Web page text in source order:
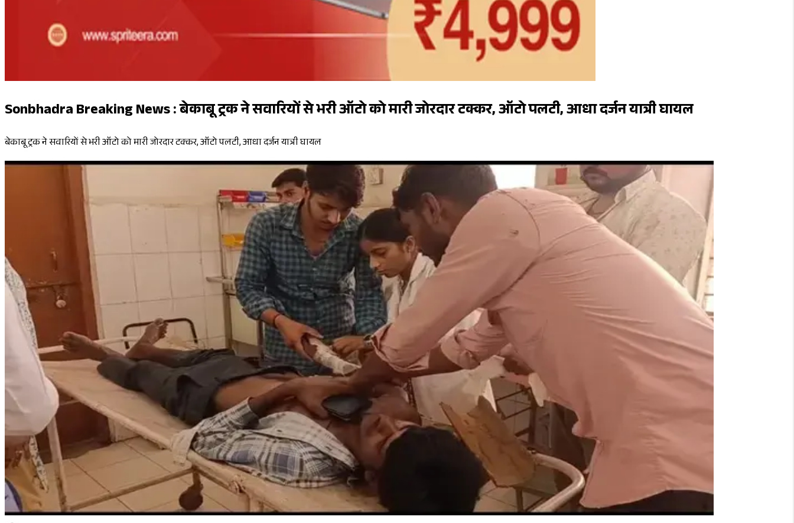
Sonbhadra Breaking News : बेकाबू ट्रक ने सवारियों से भरी ऑटो को मारी जोरदार टक्कर, ऑटो पलटी, आधा दर्जन यात्री घायल
बेकाबू ट्रक ने सवारियों से भरी ऑटो को मारी जोरदार टक्कर, ऑटो पलटी, आधा दर्जन यात्री घायल